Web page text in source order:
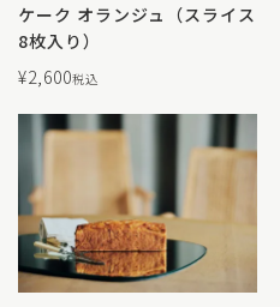
ケーク オランジュ（スライス
8枚入り）
¥2,600税込